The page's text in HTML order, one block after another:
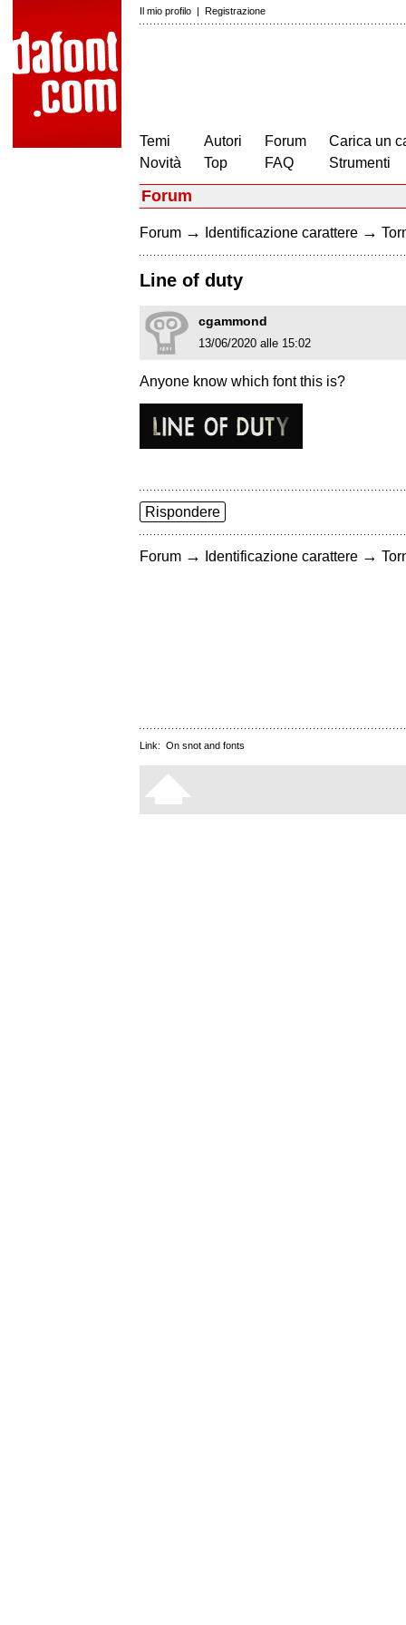
Il mio profilo | Registrazione
Temi
Novità
Autori
Top
Forum
FAQ
Carica un
Strumenti
Forum
Forum → Identificazione carattere →
Line of duty
cgammond
13/06/2020 alle 15:02
Anyone know which font this is?
Rispondere
Forum → Identificazione carattere →
Link: On snot and fonts